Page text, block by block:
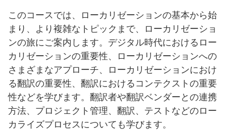
このコースでは、ローカリゼーションの基本から始
まり、より複雑なトピックまで、ローカリゼーショ
ンの旅にご案内します。デジタル時代におけるロー
カリゼーションの重要性、ローカリゼーションへの
さまざまなアプローチ、ローカリゼーションにおけ
る翻訳の重要性、翻訳におけるコンテクストの重要
性などを学びます。翻訳者や翻訳ベンダーとの連携
方法、プロジェクト管理、翻訳、テストなどのロー
カライズプロセスについても学びます。